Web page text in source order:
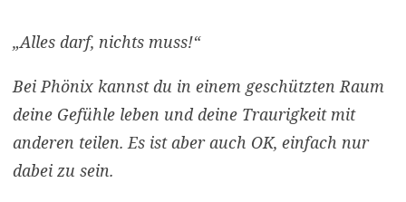
„Alles darf, nichts muss!“
Bei Phönix kannst du in einem geschützten Raum
deine Gefühle leben und deine Traurigkeit mit
anderen teilen. Es ist aber auch OK, einfach nur
dabei zu sein.